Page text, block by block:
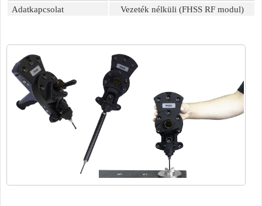
Adatkapcsolat
Vezeték nélküli (FHSS RF modul)